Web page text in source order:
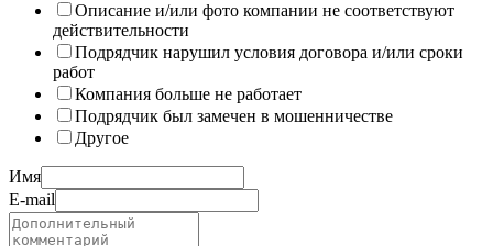
Описание и/или фото компании не соответствуют
действительности
Подрядчик нарушил условия договора и/или сроки
работ
Компания больше не работает
Подрядчик был замечен в мошенничестве
Другое
Имя
E-mail